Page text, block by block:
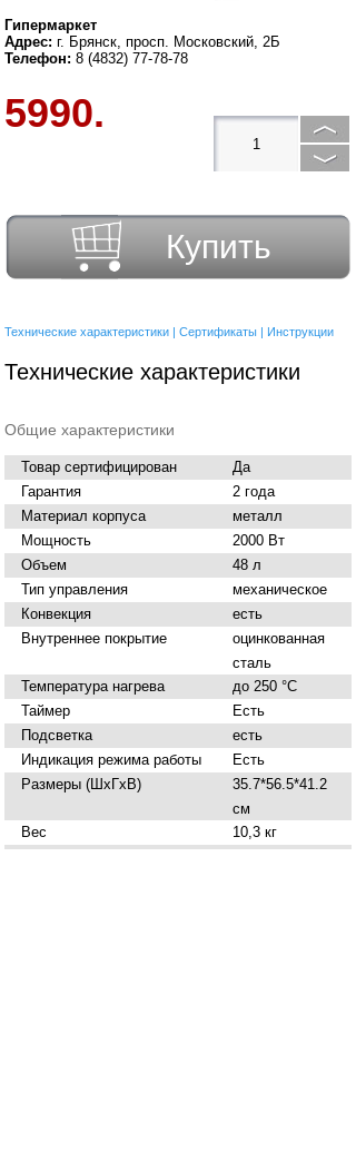
Гипермаркет
Адрес: г. Брянск, просп. Московский, 2Б
Телефон: 8 (4832) 77-78-78
5990.
Купить
Технические характеристики Сертификаты Инструкции
Технические характеристики
Общие характеристики
Товар сертифицирован
Да
Гарантия
2 года
Материал корпуса
металл
Мощность
2000 Вт
Объем
48 л
Тип управления
механическое
Конвекция
есть
Внутреннее покрытие
оцинкованная
сталь
Температура нагрева
до 250 °C
Таймер
Есть
Подсветка
есть
Индикация режима работы
Есть
Размеры (ШхГхВ)
35.7*56.5*41.2
см
Вес
10,3 кг